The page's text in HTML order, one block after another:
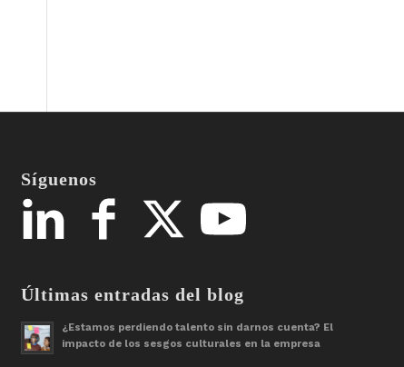
Síguenos
Últimas entradas del blog
¿Estamos perdiendo talento sin darnos cuenta? El
impacto de los sesgos culturales en la empresa